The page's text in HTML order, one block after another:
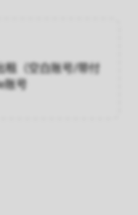
租（空白账号/带付
账号